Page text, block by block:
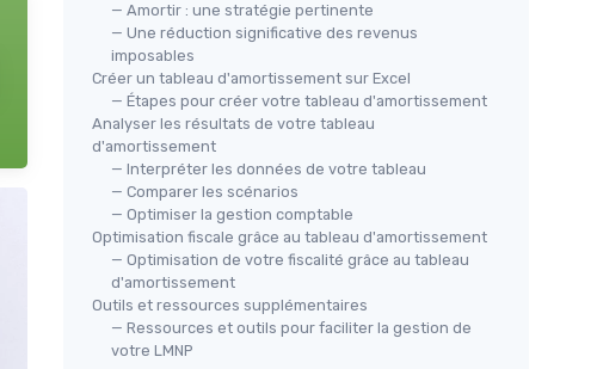
— Amortir : une stratégie pertinente
— Une réduction significative des revenus
imposables
Créer un tableau d'amortissement sur Excel
— Étapes pour créer votre tableau d'amortissement
Analyser les résultats de votre tableau
d'amortissement
— Interpréter les données de votre tableau
— Comparer les scénarios
— Optimiser la gestion comptable
Optimisation fiscale grâce au tableau d'amortissement
— Optimisation de votre fiscalité grâce au tableau
d'amortissement
Outils et ressources supplémentaires
— Ressources et outils pour faciliter la gestion de
votre LMNP